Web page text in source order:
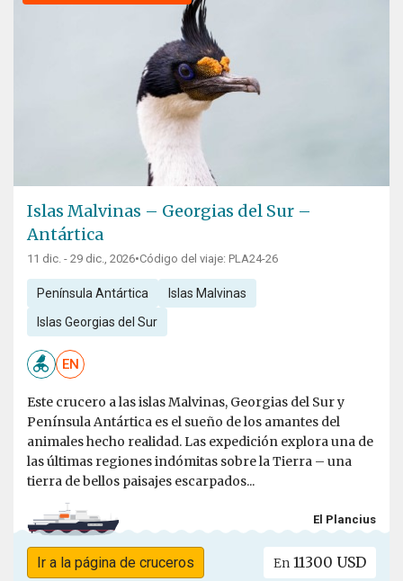
Islas Malvinas – Georgias del Sur –
Antártica
11 dic. - 29 dic., 2026•Código del viaje: PLA24-26
Península Antártica Islas Malvinas
Islas Georgias del Sur
EN
Este crucero a las islas Malvinas, Georgias del Sur y
Península Antártica es el sueño de los amantes del
animales hecho realidad. Las expedición explora una de
las últimas regiones indómitas sobre la Tierra – una
tierra de bellos paisajes escarpados...
El Plancius
Ir a la página de cruceros En 11300 USD